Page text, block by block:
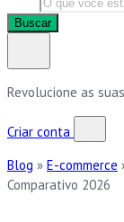
Buscar
Revolucione as
Criar conta
Blog » E-commerce
Comparativo 2026